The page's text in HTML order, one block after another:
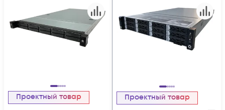
Проектный товар Проектный товар